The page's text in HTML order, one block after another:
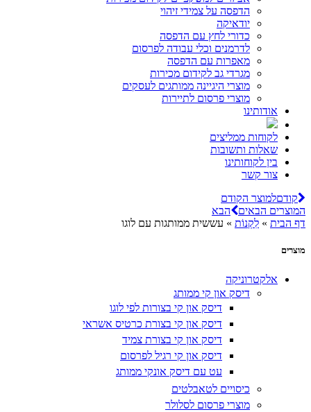
הדפסה על צמידי זיהוי
יודאיקה
כדורי לחץ עם הדפסה
לדרמנים וכלי עבודה לפרסום
מאפרות עם הדפסה
מגרדי גב לקידום מכירות
מוצרי היגיינה ממותגים לעסקים
מוצרי פרסום לתיירות
אודותינו
לקוחות ממליצים
שאלות ותשובות
בין לקוחותינו
צור קשר
קודםלמוצר הקודם
המוצרים הבאים
הבא
דף הבית » לִקְנוֹת » עששית ממותגות עם לוגו
מוצרים
אלקטרוניקה
דיסק און קי ממותג
דיסק און קי בצורות לפי לוגו
דיסק און קי בצורת כרטיס אשראי
דיסק און קי בצורת צמיד
דיסק און קי רגיל לפרסום
עט עם דיסק אונקי ממותג
כיסויים לטאבלטים
מוצרי פרסום לסלולר